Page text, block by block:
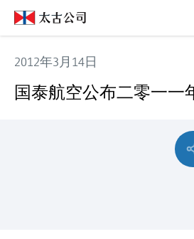
2012年3月14日
国泰航空公布二零一一